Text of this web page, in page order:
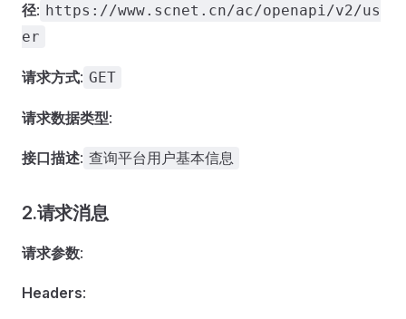
径: https://www.scnet.cn/ac/openapi/v2/us
er
请求方式: GET
请求数据类型:
接口描述: 查询平台用户基本信息
2.请求消息
请求参数:
Headers: